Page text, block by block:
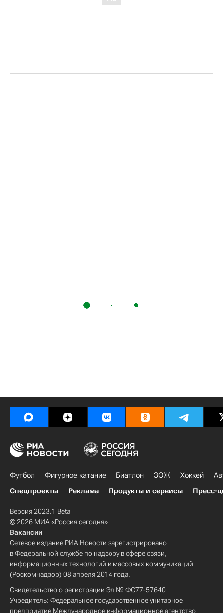
Футбол Фигурное катание Биатлон ЗОЖ Хоккей
Спецпроекты
Реклама Продукты и сервисы Пресс-
Версия 2023.1 Beta
© 2026 МИА «Россия сегодня»
Вакансии
Сетевое издание РИА Новости зарегистрировано
в Федеральной службе по надзору в сфере связи,
информационных технологий и массовых коммуникаций
(Роскомнадзор) 08 апреля 2014 года.
Свидетельство о регистрации Эл № ФС77-57640
Учредитель: Федеральное государственное унитарное
предприятие Международное информационное агентство